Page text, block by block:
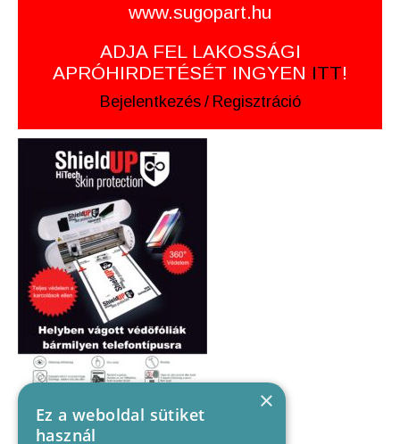
www.sugopart.hu
ADJA FEL LAKOSSÁGI
APRÓHIRDETÉSÉT INGYEN ITT!
Bejelentkezés / Regisztráció
×
Ez a weboldal sütiket
használ